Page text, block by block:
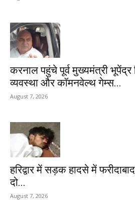
करनाल पहुंचे पूर्व मुख्यमंत्री
व्यवस्था और कॉमनवेल्थ गेम्स...
August 7, 2026
हरिद्वार में सड़क हादसे में
दो...
August 7, 2026